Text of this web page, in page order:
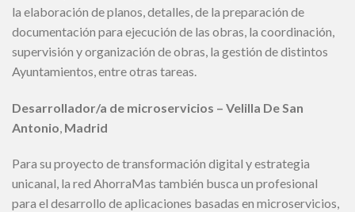
la elaboración de planos, detalles, de la preparación de
documentación para ejecución de las obras, la coordinación,
supervisión y organización de obras, la gestión de distintos
Ayuntamientos, entre otras tareas.
Desarrollador/a de microservicios – Velilla De San
Antonio Madrid
Para su proyecto de transformación digital y estrategia
unicanal, la red AhorraMas también busca un profesional
para el desarrollo de aplicaciones basadas en microservicios,